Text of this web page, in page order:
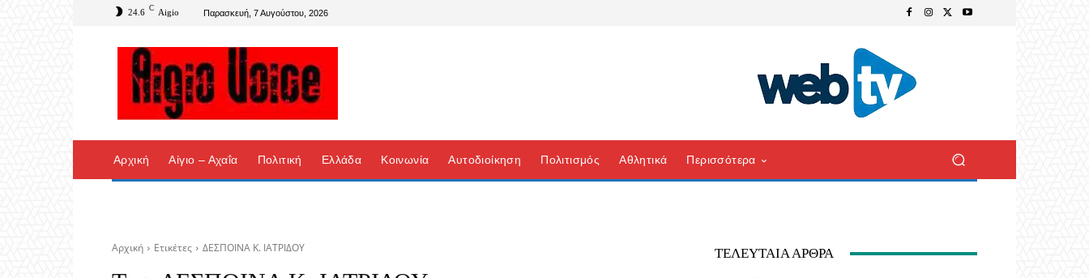
24.6 C Aigio Παρασκευή, 7 Αυγούστου, 2026
Αρχική Αίγιο – Αχαΐα Πολιτική Ελλάδα Κοινωνία Αυτοδιοίκηση Πολιτισμός Αθλητικά Περισσότερα
Αρχική Ετικέτες ΔΕΣΠΟΙΝΑ Κ. ΙΑΤΡΙΔΟΥ ΤΕΛΕΥΤΑΊΑ ΆΡΘΡΑ